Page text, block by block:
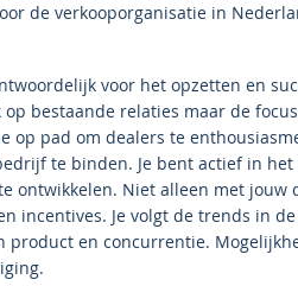
de verkooporganisatie in
voor het opzetten en
bestaande relaties maar de
op pad om dealers te
te binden. Je bent actief in
ontwikkelen. Niet alleen met jouw
incentives. Je volgt de trends in
en concurrentie.